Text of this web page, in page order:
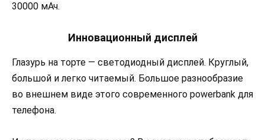
30000 мАч.
Инновационный дисплей
Глазурь на торте — светодиодный дисплей. Круглый,
большой и легко читаемый. Большое разнообразие
во внешнем виде этого современного powerbank для
телефона.